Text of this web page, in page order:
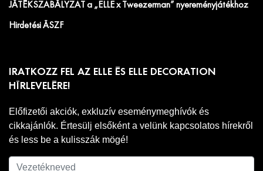
JÁTÉKSZABÁLYZAT a „ELLE x Tweezerman” nyereményjátékhoz
Hirdetési ÁSZF
IRATKOZZ FEL AZ ELLE ÉS ELLE DECORATION
HÍRLEVELÉRE!
Előfizetői akciók, exkluzív eseménymeghívók és
cikkajánlók. Értesülj elsőként a velünk kapcsolatos hírekről
és less be a kulisszák mögé!